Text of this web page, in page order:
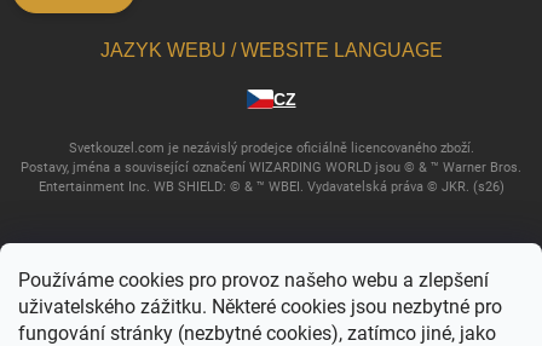
Používáme cookies pro provoz našeho webu a zlepšení
uživatelského zážitku. Některé cookies jsou nezbytné pro
fungování stránky (nezbytné cookies), zatímco jiné, jako
JAZYK WEBU / WEBSITE LANGUAGE
CZ
Svetkouzel.com je nezávislý prodejce oficiálně licencovaného zboží.
Postavy, jména a související označení WIZARDING WORLD jsou © & ™ Warner Bros.
Entertainment Inc. WB SHIELD: © & ™ WBEI. Vydavatelská práva © JKR. (s26)